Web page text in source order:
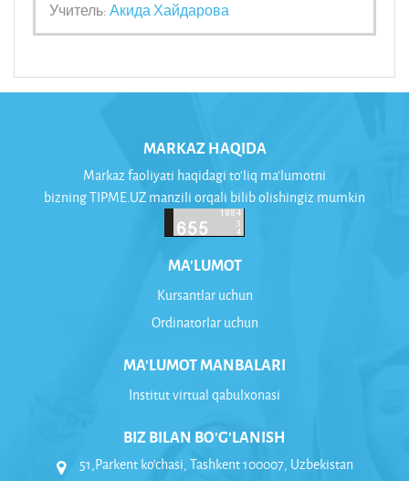
Учитель: Акида Хайдарова
MARKAZ HAQIDA
Markaz faoliyati haqidagi to'liq ma'lumotni
bizning TIPME.UZ manzili orqali bilib olishingiz mumkin
MA'LUMOT
Kursantlar uchun
Ordinatorlar uchun
MA'LUMOT MANBALARI
Institut virtual qabulxonasi
BIZ BILAN BO'G'LANISH
51,Parkent ko'chasi, Tashkent 100007, Uzbekistan